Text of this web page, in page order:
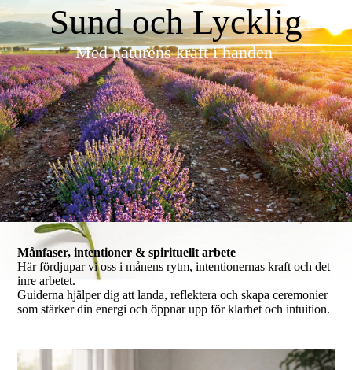
Sund och Lycklig
Med naturens kraft i handen
Månfaser, intentioner & spirituellt arbete
Här fördjupar vi oss i månens rytm, intentionernas kraft och det
inre arbetet.
Guiderna hjälper dig att landa, reflektera och skapa ceremonier
som stärker din energi och öppnar upp för klarhet och intuition.